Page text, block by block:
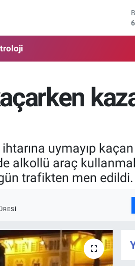
uymayıp
alkollü araç
trafikten men edildi.